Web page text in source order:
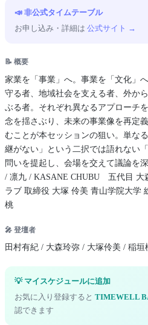
📣 非公式タイムテーブル
お申し込み・詳細は 公式サイト →
📝 概要
家業を「事業」へ。事業を「文化」
守る者、地域社会を支える者、外か
ぶる者。それぞれ異なるアプローチ
念を揺さぶり、未来の事業像を再定
むことが本セッションの狙い。単な
継がない」という二択では語れない
問いを提起し、会場を交えて議論を
/ 凛九 / KASANE CHUBU 五代目 大
ラブ 取締役 大塚 伶美 青山学院大学
桃
🎤 登壇者
田村有紀 / 大森玲弥 / 大塚伶美 / 稲垣
💡 マイスケジュールに追加
お気に入り登録すると TIMEWELL
認できます